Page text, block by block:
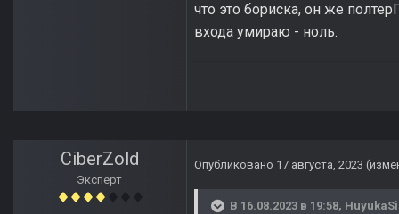
что это бориска, он же
входа умираю - ноль.
CiberZold
Эксперт
Опубликовано 17 августа, 2023
В 16.08.2023 в 19:58,